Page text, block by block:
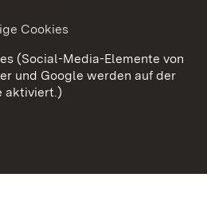
Cookies
Cookies
(Social-Media-Elemente von
und Google werden auf der
aktiviert.)